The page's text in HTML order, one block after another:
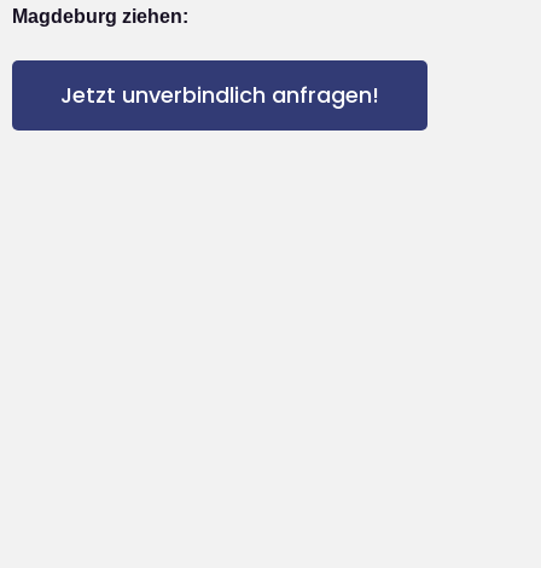
Magdeburg ziehen:
Jetzt unverbindlich anfragen!